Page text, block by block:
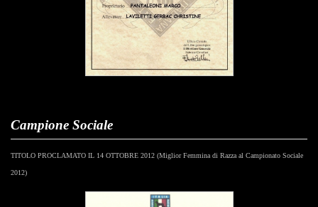
Campione Sociale
TITOLO PROCLAMATO IL 14 OTTOBRE 2012 (Miglior Femmina di Razza al Campionato Sociale
2012)